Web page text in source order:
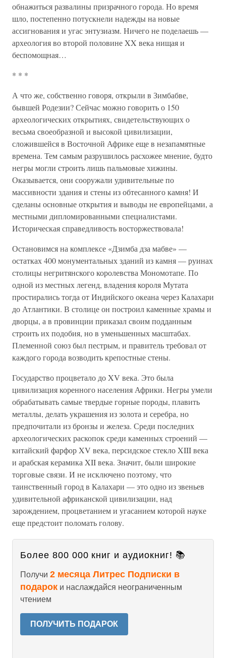
обнажиться развалины призрачного города. Но время
шло, постепенно потускнели надежды на новые
ассигнования и угас энтузиазм. Ничего не поделаешь —
археология во второй половине XX века нищая и
беспомощная…
* * *
А что же, собственно говоря, открыли в Зимбабве,
бывшей Родезии? Сейчас можно говорить о 150
археологических открытиях, свидетельствующих о
весьма своеобразной и высокой цивилизации,
сложившейся в Восточной Африке еще в незапамятные
времена. Тем самым разрушилось расхожее мнение, будто
негры могли строить лишь пальмовые хижины.
Оказывается, они сооружали удивительные по
массивности здания и стены из обтесанного камня! И
сделаны основные открытия и выводы не европейцами, а
местными дипломированными специалистами.
Историческая справедливость восторжествовала!
Остановимся на комплексе «Дзимба дза мабве» —
остатках 400 монументальных зданий из камня — руинах
столицы негритянского королевства Мономотапе. По
одной из местных легенд, владения короля Мутата
простирались тогда от Индийского океана через Калахари
до Атлантики. В столице он построил каменные храмы и
дворцы, а в провинции приказал своим подданным
строить их подобия, но в уменьшенных масштабах.
Племенной союз был пестрым, и правитель требовал от
каждого города возводить крепостные стены.
Государство процветало до XV века. Это была
цивилизация коренного населения Африки. Негры умели
обрабатывать самые твердые горные породы, плавить
металлы, делать украшения из золота и серебра, но
предпочитали из бронзы и железа. Среди последних
археологических раскопок среди каменных строений —
китайский фарфор XV века, персидское стекло XIII века
и арабская керамика XII века. Значит, были широкие
торговые связи. И не исключено поэтому, что
таинственный город в Калахари — это одно из звеньев
удивительной африканской цивилизации, над
зарождением, процветанием и угасанием которой науке
еще предстоит поломать голову.
Более 800 000 книг и аудиокниг! 📚
Получи 2 месяца Литрес Подписки в
подарок и наслаждайся неограниченным
чтением
ПОЛУЧИТЬ ПОДАРОК